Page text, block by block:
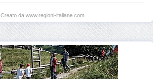
Creato da www.regioni-italiane.com